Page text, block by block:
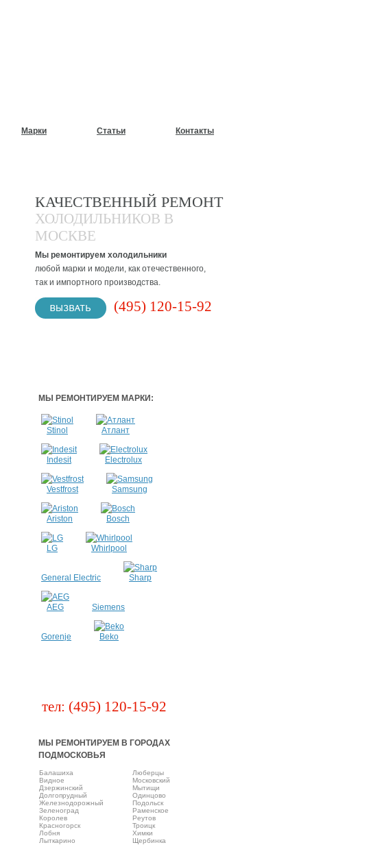
Марки Статьи Контакты
КАЧЕСТВЕННЫЙ РЕМОНТ
ХОЛОДИЛЬНИКОВ В
МОСКВЕ
Мы ремонтируем холодильники
любой марки и модели, как отечественного,
так и импортного производства.
(495) 120-15-92
МЫ РЕМОНТИРУЕМ МАРКИ:
Stinol Атлант
Indesit Electrolux
Vestfrost Samsung
Ariston Bosch
LG Whirlpool
General Electric Sharp
AEG Siemens
Gorenje Beko
тел: (495) 120-15-92
МЫ РЕМОНТИРУЕМ В ГОРОДАХ
ПОДМОСКОВЬЯ
Балашиха
Виднoe
Дзержинский
Долгопрудный
Железнодорожный
Зеленоград
Королев
Красногорск
Лобня
Лыткарино
Люберцы
Московский
Мытищи
Одинцово
Подольск
Раменское
Реутов
Троицк
Химки
Щербинка